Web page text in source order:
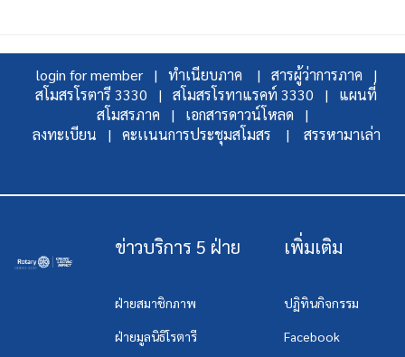
login for member | ทำเนียบภาค |
สารผู้ว่าการภาค |
สโมสรโรตารี 3330 |
สโมสรโรทาแรคท์ 3330 |
แผนที่
สโมสรภาค |
เอกสารดาวน์โหลด |
ลงทะเบียน |
คะเเนนการประชุมสโมสร | สรรหามาเล่า
ข่าวบริการ 5 ฝ่าย
ฝ่ายสมาชิกภาพ
ฝ่ายมูลนิธิโรตารี
เพิ่มเติม
ปฏิทินกิจกรรม
Facebook